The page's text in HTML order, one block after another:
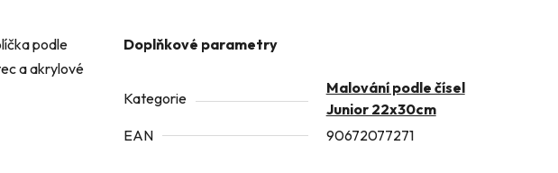
podle
a akrylové
Doplňkové parametry
Kategorie
Malování podle čísel
Junior 22x30cm
EAN
90672077271